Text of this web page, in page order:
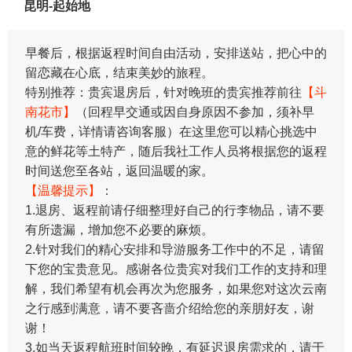
昆明-起始地
早餐后，根据返程时间自由活动，安排送站，把心中的
留恋藏在心底，结束美妙的旅程。
特别推荐：贵宾退房后，针对晚班的贵宾推荐前往 【斗
南花市】
（回程早交通或因自身原因不参加，须补早
机/车费，详情请咨询客服）在这里您可以精心挑选中
意的鲜花等土特产，随后我社工作人员将根据您的返程
时间送您至各站，返回温暖的家。
【温馨提示】
：
1.退房、返程前请仔细整理好自己的行李物品，请不要
有所遗漏，增加您不必要的麻烦。
2.针对我们的精心安排和导游服务工作中的不足，请留
下您的宝贵意见。感谢各位贵宾对我们工作的支持和理
解，我们希望有机会再次为您服务，如果您对这次云南
之行感到满意，请不要吝啬介绍给您的亲朋好友，谢
谢！
3.如当天返程航班时间较晚，有延迟退房需求的，请于